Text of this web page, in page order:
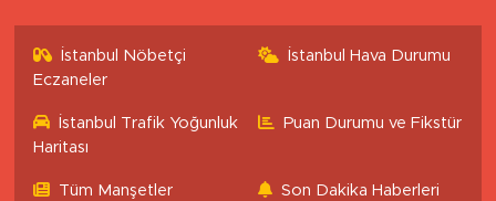
İstanbul Nöbetçi
Eczaneler
İstanbul Hava Durumu
İstanbul Trafik Yoğunluk
Haritası
Puan Durumu ve Fikstür
Tüm Manşetler Son Dakika Haberleri